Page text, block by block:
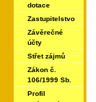
dotace
Zastupitelstvo
Závěrečné
účty
Střet zájmů
Zákon č.
106/1999 Sb.
Profil